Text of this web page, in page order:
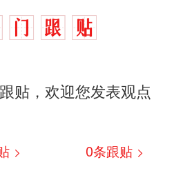
贴，欢迎您发表观点
0条跟贴